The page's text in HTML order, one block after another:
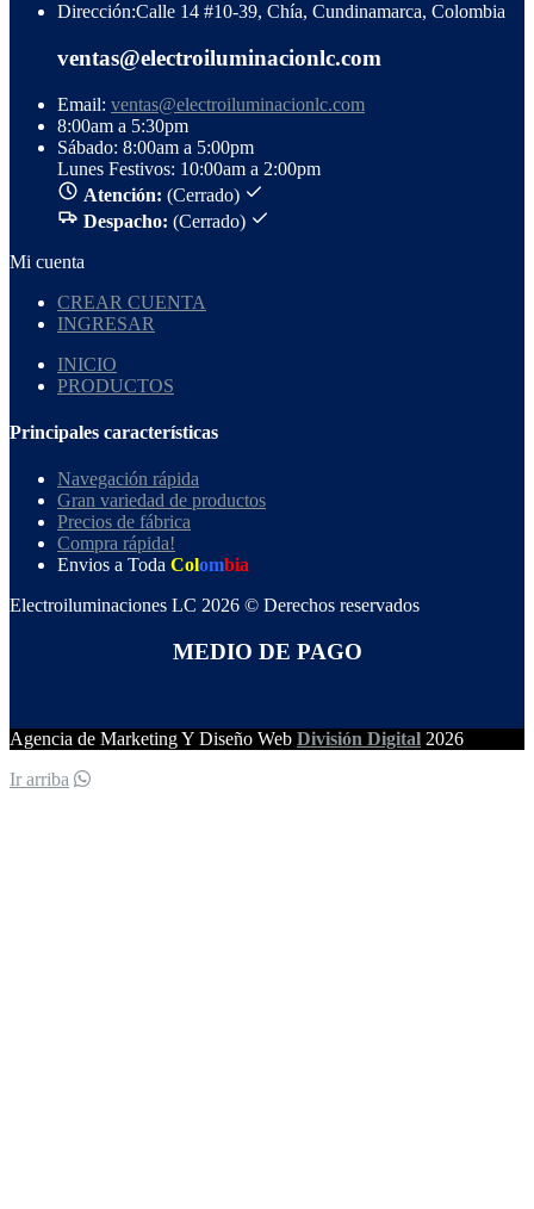
Dirección:Calle 14 #10-39, Chía, Cundinamarca, Colombia
ventas@electroiluminacionlc.com
Email: ventas@electroiluminacionlc.com
8:00am a 5:30pm
Sábado: 8:00am a 5:00pm
Lunes Festivos: 10:00am a 2:00pm
Atención: (Cerrado)
Despacho: (Cerrado)
Mi cuenta
CREAR CUENTA
INGRESAR
INICIO
PRODUCTOS
Principales características
Navegación rápida
Gran variedad de productos
Precios de fábrica
Compra rápida!
Envios a Toda Colombia
Electroiluminaciones LC 2026 © Derechos reservados
MEDIO DE PAGO
Agencia de Marketing Y Diseño Web División Digital 2026
Ir arriba